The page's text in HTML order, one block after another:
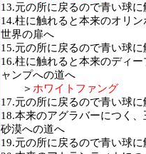
13.元の所に戻るので青い球に
14.柱に触れると本来のオリ
世界の扉へ
15.元の所に戻るので青い球に
16.柱に触れると本来のディ
ャンプへの道へ
＞ ホワイトファング
17.元の所に戻るので青い球に
18.本来のアグラバーにつく
砂漠への道へ
19.元の所に戻るので青い球に